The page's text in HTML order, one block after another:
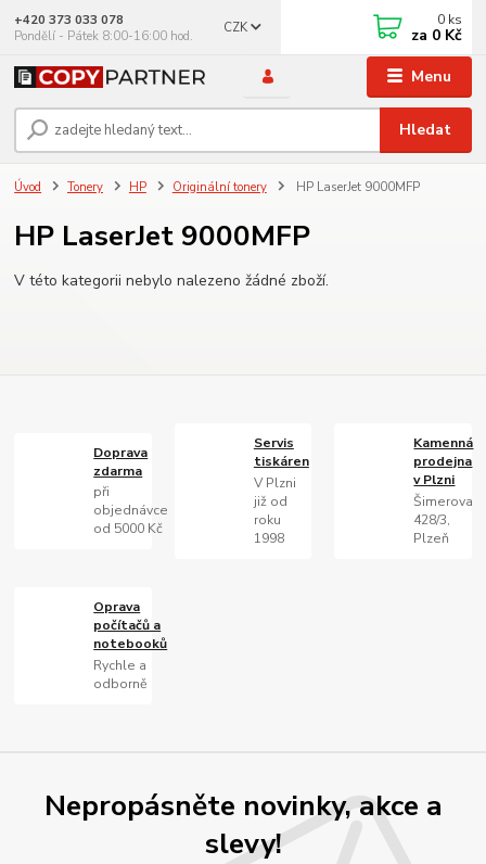
Menu
CZK
Hledat
+420 373 033 078
Pondělí - Pátek 8:00-16:00 hod.
0 ks
za 0 Kč
Úvod Tonery HP Originální tonery HP LaserJet 9000MFP
HP LaserJet 9000MFP
V této kategorii nebylo nalezeno žádné zboží.
Doprava
zdarma
při
objednávce
od 5000 Kč
Servis
tiskáren
V Plzni
již od
roku
1998
Kamenná
prodejna
v Plzni
Šimerova
428/3,
Plzeň
Oprava
počítačů a
notebooků
Rychle a
odborně
Nepropásněte novinky, akce a
slevy!